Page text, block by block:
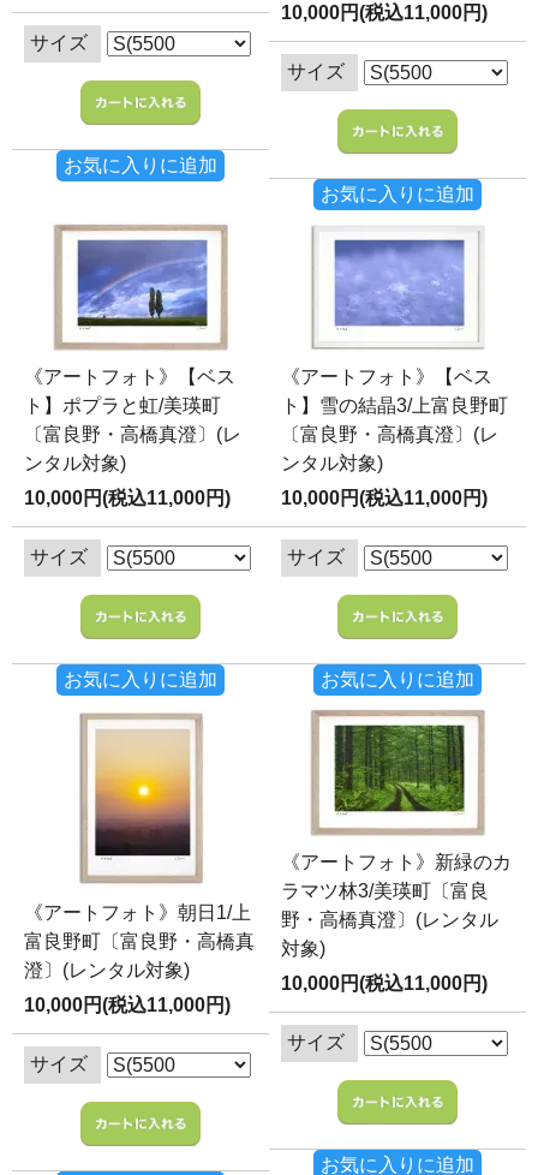
サイズ
お気に入りに追加
10,000円(税込11,000円)
サイズ
お気に入りに追加
《アートフォト》【ベス
ト】ポプラと虹/美瑛町
〔富良野・高橋真澄〕(レ
ンタル対象)
10,000円(税込11,000円)
サイズ
お気に入りに追加
《アートフォト》【ベス
ト】雪の結晶3/上富良野町
〔富良野・高橋真澄〕(レ
ンタル対象)
10,000円(税込11,000円)
サイズ
お気に入りに追加
《アートフォト》朝日1/上
富良野町〔富良野・高橋真
澄〕(レンタル対象)
10,000円(税込11,000円)
サイズ
《アートフォト》新緑のカ
ラマツ林3/美瑛町〔富良
野・高橋真澄〕(レンタル
対象)
10,000円(税込11,000円)
サイズ
お気に入りに追加